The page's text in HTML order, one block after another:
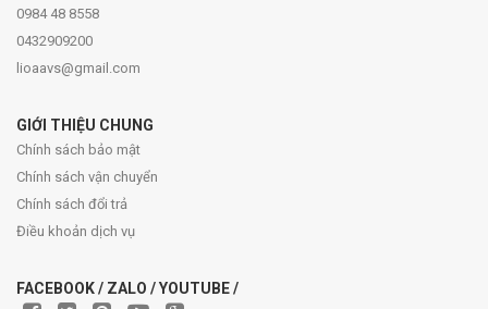
0984 48 8558
0432909200
lioaavs@gmail.com
GIỚI THIỆU CHUNG
Chính sách bảo mật
Chính sách vận chuyển
Chính sách đổi trả
Điều khoản dịch vụ
FACEBOOK / ZALO / YOUTUBE /